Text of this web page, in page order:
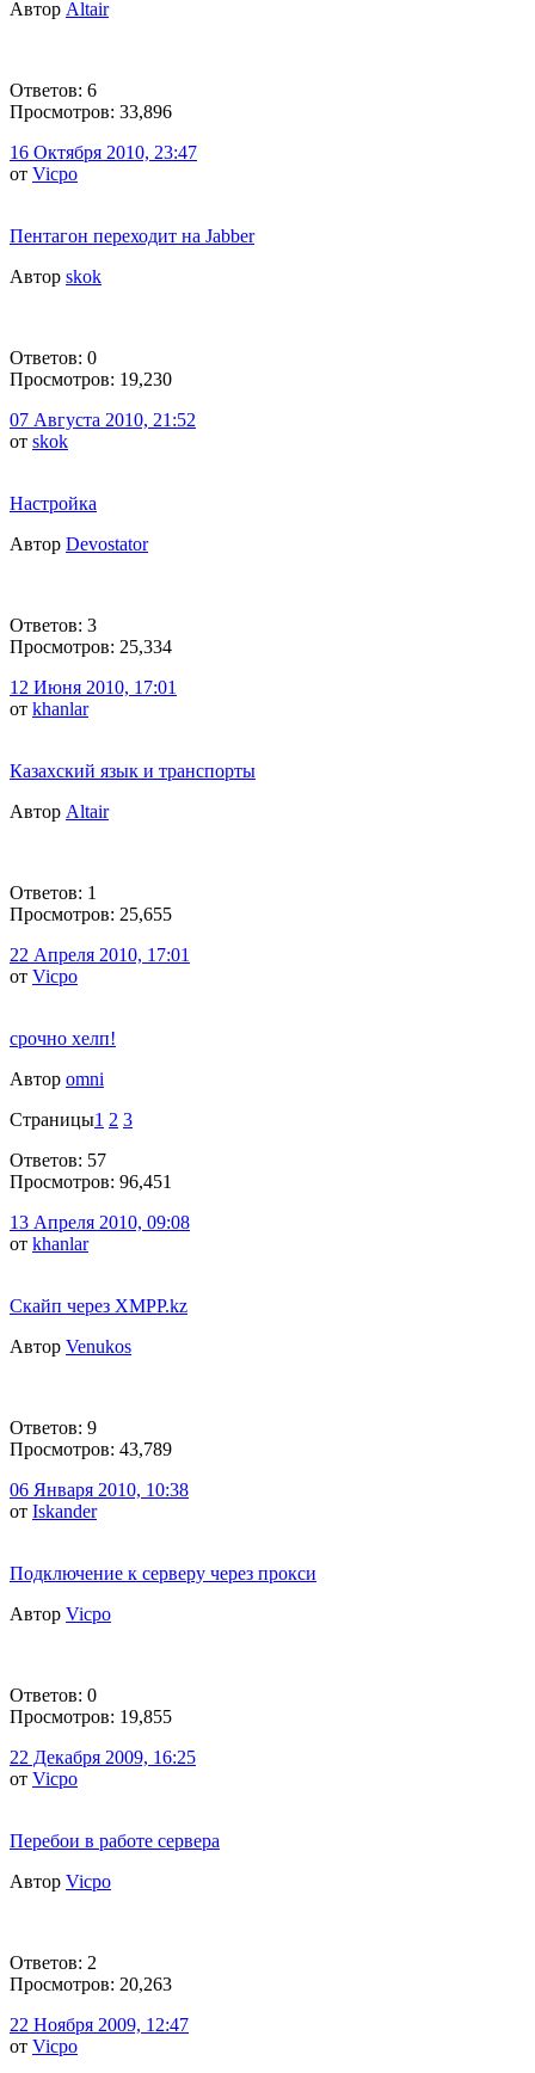
Автор Altair
Ответов: 6
Просмотров: 33,896
16 Октября 2010, 23:47
от Vicpo
Пентагон переходит на Jabber
Автор skok
Ответов: 0
Просмотров: 19,230
07 Августа 2010, 21:52
от skok
Настройка
Автор Devostator
Ответов: 3
Просмотров: 25,334
12 Июня 2010, 17:01
от khanlar
Казахский язык и транспорты
Автор Altair
Ответов: 1
Просмотров: 25,655
22 Апреля 2010, 17:01
от Vicpo
срочно хелп!
Автор omni
Страницы1 2 3
Ответов: 57
Просмотров: 96,451
13 Апреля 2010, 09:08
от khanlar
Скайп через XMPP.kz
Автор Venukos
Ответов: 9
Просмотров: 43,789
06 Января 2010, 10:38
от Iskander
Подключение к серверу через прокси
Автор Vicpo
Ответов: 0
Просмотров: 19,855
22 Декабря 2009, 16:25
от Vicpo
Перебои в работе сервера
Автор Vicpo
Ответов: 2
Просмотров: 20,263
22 Ноября 2009, 12:47
от Vicpo